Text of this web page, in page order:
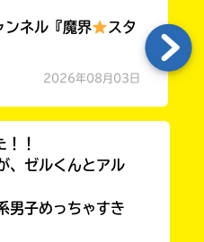
ネル『魔界
スタ
2026年08月03日
！
、ゼルくんとアル
男子めっちゃすき